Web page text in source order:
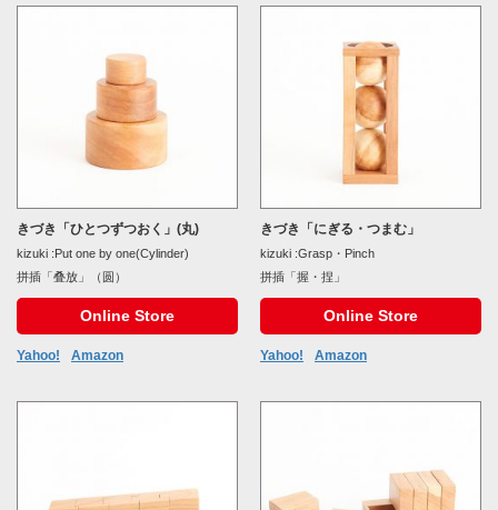
きづき「ひとつずつおく」(丸)
kizuki :Put one by one(Cylinder)
拼插「叠放」（圆）
Online Store
Yahoo! Amazon
きづき「にぎる・つまむ」
kizuki :Grasp・Pinch
拼插「握・捏」
Online Store
Yahoo! Amazon